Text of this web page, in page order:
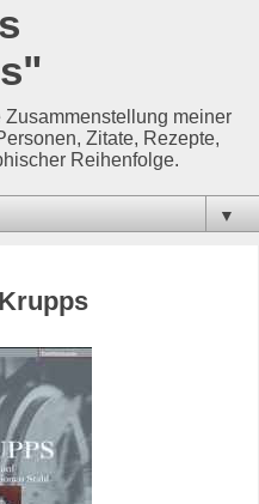
Zusammenstellung meiner
Zitate, Rezepte,
Reihenfolge.
▼